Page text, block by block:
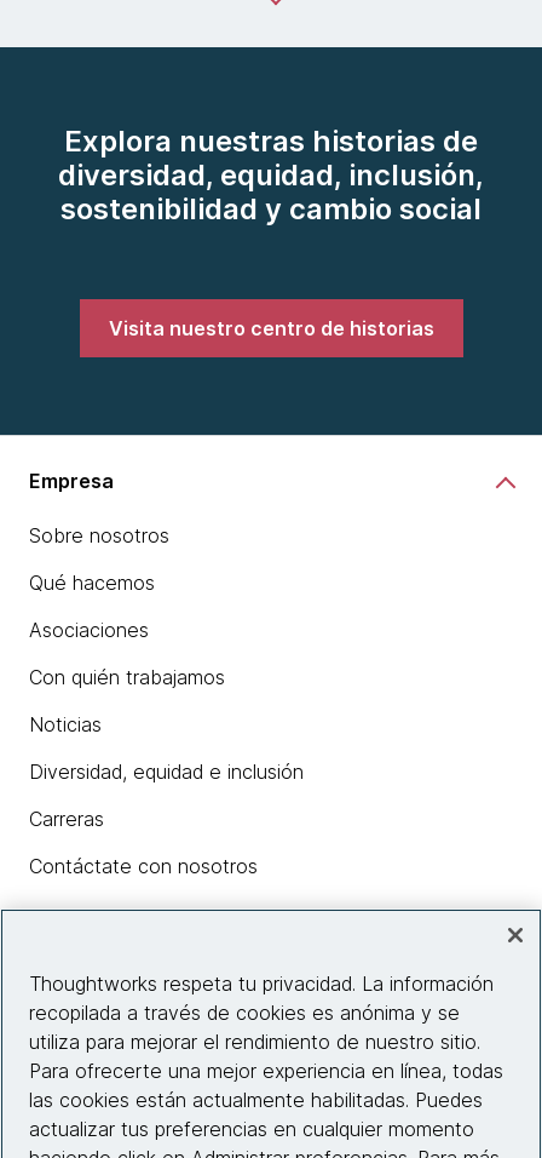
Explora nuestras historias de
diversidad, equidad, inclusión,
sostenibilidad y cambio social
Visita nuestro centro de historias
Empresa
Sobre nosotros
Qué hacemos
Asociaciones
Con quién trabajamos
Noticias
Diversidad, equidad e inclusión
Carreras
Contáctate con nosotros
Información del sitio web
Conecta con nosotros
Thoughtworks respeta tu privacidad. La información
recopilada a través de cookies es anónima y se
utiliza para mejorar el rendimiento de nuestro sitio.
Para ofrecerte una mejor experiencia en línea, todas
las cookies están actualmente habilitadas. Puedes
actualizar tus preferencias en cualquier momento